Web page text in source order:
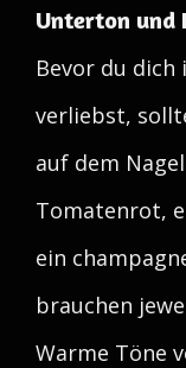
Unterton und
Bevor du
verliebst,
auf dem
Tomatenrot,
ein
brauchen
Warme Töne